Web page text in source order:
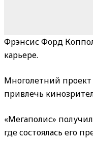
Фрэнсис Форд
карьере.
Многолетний
привлечь
«Мегаполис»
где состоялась его